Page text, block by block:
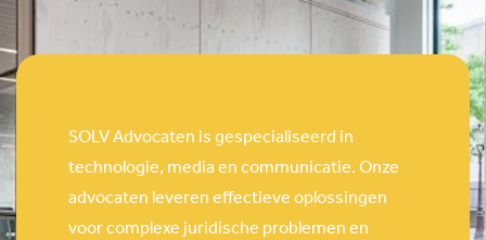
SOLV Advocaten is gespecialiseerd in
technologie, media en communicatie. Onze
advocaten leveren effectieve oplossingen
voor complexe juridische problemen en